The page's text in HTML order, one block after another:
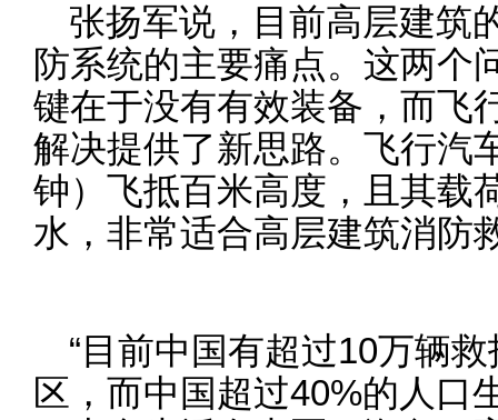
张扬军说，目前高层建筑
防系统的主要痛点。这两个
键在于没有有效装备，而飞
解决提供了新思路。飞行汽
钟）飞抵百米高度，且其载
水，非常适合高层建筑消防
“目前中国有超过10万辆
区，而中国超过40%的人口